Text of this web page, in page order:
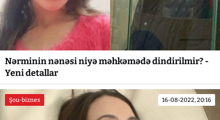
Nərminin nənəsi niyə məhkəmədə dindirilmir? -
Yeni detallar
Şou-biznes 16-08-2022, 20:16